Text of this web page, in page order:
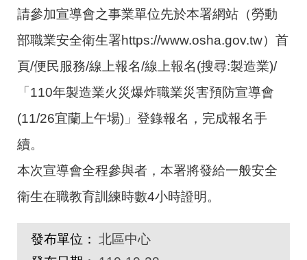
請參加宣導會之事業單位先於本署網站（勞動
部職業安全衛生署https://www.osha.gov.tw）首
頁/便民服務/線上報名/線上報名(搜尋:製造業)/
「110年製造業火災爆炸職業災害預防宣導會
(11/26宜蘭上午場)」登錄報名，完成報名手
續。
本次宣導會全程參與者，本署將發給一般安全
衛生在職教育訓練時數4小時證明。
發布單位： 北區中心